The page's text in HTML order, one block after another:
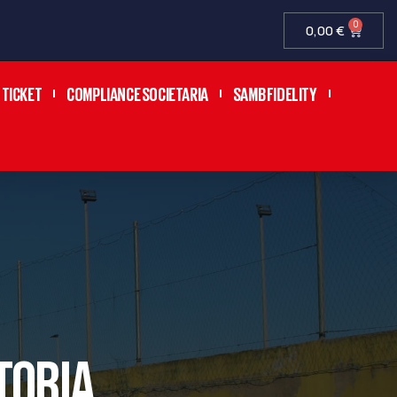
0,00€ 0
TICKET COMPLIANCE SOCIETARIA SAMB FIDELITY